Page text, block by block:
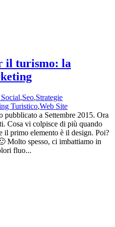
il turismo: la
,Seo,Strategie
Turistico,Web Site
pubblicato a Settembre 2015. Ora
Cosa vi colpisce di più quando
il primo elemento è il design. Poi?
spesso, ci imbattiamo in
fluo...